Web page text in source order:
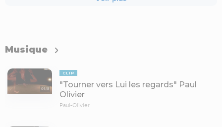
Musique
04:18
CLIP
"Tourner vers Lui les regards" Paul
Olivier
Paul-Olivier